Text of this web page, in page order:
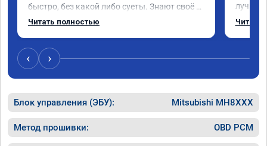
быстро, без какой либо суеты. Знают своё
дело от и до! Мне чипанули Mitsubishi Pajero
Большое спасибо! Успехов вам и вашей
команде! Только газ!
Читать полностью
лучше,
Читать
‹ ›
Блок управления (ЭБУ): Mitsubishi MH8XXX
Метод прошивки: OBD PCM